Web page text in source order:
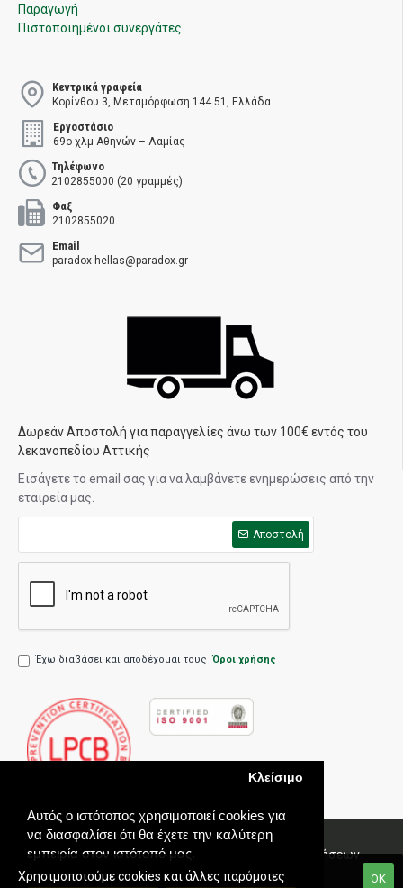
Αυτός ο ιστότοπος χρησιμοποιεί cookies για
να διασφαλίσει ότι θα έχετε την καλύτερη
εμπειρία στον ιστότοπό μας.
Κλείσιμο
Παραγωγή
Πιστοποιημένοι συνεργάτες
Κεντρικά γραφεία
Κορίνθου 3, Μεταμόρφωση 144 51, Ελλάδα
Εργοστάσιο
69ο χλμ Αθηνών – Λαμίας
Τηλέφωνο
2102855000 (20 γραμμές)
Φαξ
2102855020
Email
paradox-hellas@paradox.gr
Δωρεάν Αποστολή για παραγγελίες άνω των 100€ εντός του
λεκανοπεδίου Αττικής
Εισάγετε το email σας για να λαμβάνετε ενημερώσεις από την
εταιρεία μας.
Αποστολή
Έχω διαβάσει και αποδέχομαι τους Όροι χρήσης
Πολιτική Ποιότητας Όροι χρήσης
Πολιτική Πωλήσεων
Εγγύηση
ΟΚ
Χρησιμοποιούμε cookies και άλλες παρόμοιες